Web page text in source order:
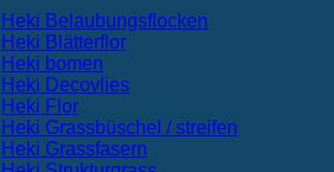
Heki Belaubungsflocken
Heki Blätterflor
Heki bomen
Heki Decovlies
Heki Flor
Heki Grassbüschel / streifen
Heki Grassfasern